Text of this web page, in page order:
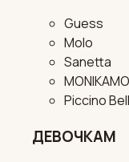
Guess
Molo
Sanetta
MONIKAMO
Piccino
ДЕВОЧКАМ